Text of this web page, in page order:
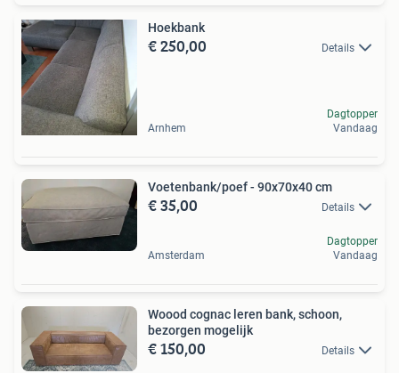
Hoekbank
€ 250,00 Details
Arnhem
Dagtopper
Vandaag
Voetenbank/poef - 90x70x40 cm
€ 35,00 Details
Amsterdam
Dagtopper
Vandaag
Woood cognac leren bank, schoon,
bezorgen mogelijk
€ 150,00 Details